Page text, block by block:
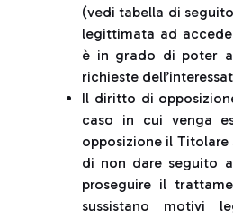
(vedi tabella di
legittimata ad
è in grado di poter
richieste
Il diritto di
caso in cui venga
opposizione il Titolare
di non dare seguito
proseguire il
sussistano motivi